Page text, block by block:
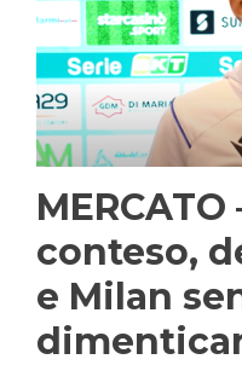
conteso,
e Milan